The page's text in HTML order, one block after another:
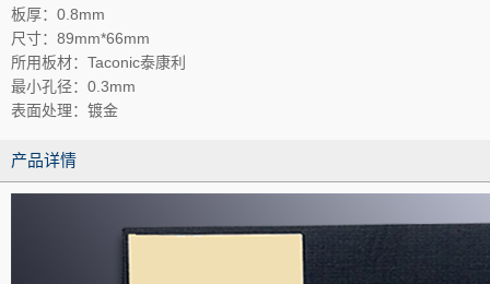
板厚：0.8mm
尺寸：89mm*66mm
所用板材：Taconic泰康利
最小孔径：0.3mm
表面处理：镀金
产品详情